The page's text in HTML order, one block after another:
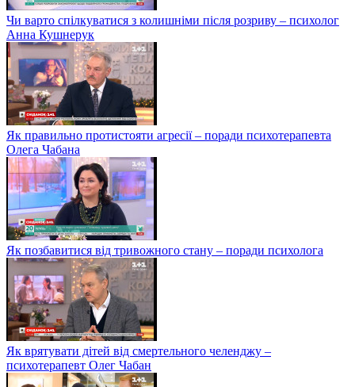
Чи варто спілкуватися з колишніми після розриву – психолог
Анна Кушнерук
Як правильно протистояти агресії – поради психотерапевта
Олега Чабана
Як позбавитися від тривожного стану – поради психолога
Як врятувати дітей від смертельного челенджу –
психотерапевт Олег Чабан